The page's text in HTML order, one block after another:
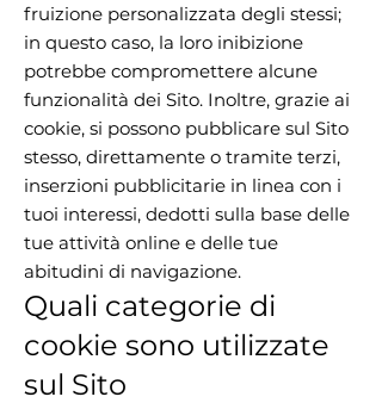
fruizione personalizzata degli stessi;
in questo caso, la loro inibizione
potrebbe compromettere alcune
funzionalità dei Sito. Inoltre, grazie ai
cookie, si possono pubblicare sul Sito
stesso, direttamente o tramite terzi,
inserzioni pubblicitarie in linea con i
tuoi interessi, dedotti sulla base delle
tue attività online e delle tue
abitudini di navigazione.
Quali categorie di
cookie sono utilizzate
sul Sito